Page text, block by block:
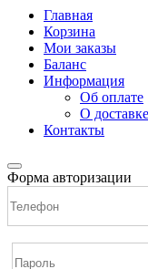
Главная
Корзина
Мои заказы
Баланс
Информация
Об оплате
О доставке
Контакты
Форма авторизации